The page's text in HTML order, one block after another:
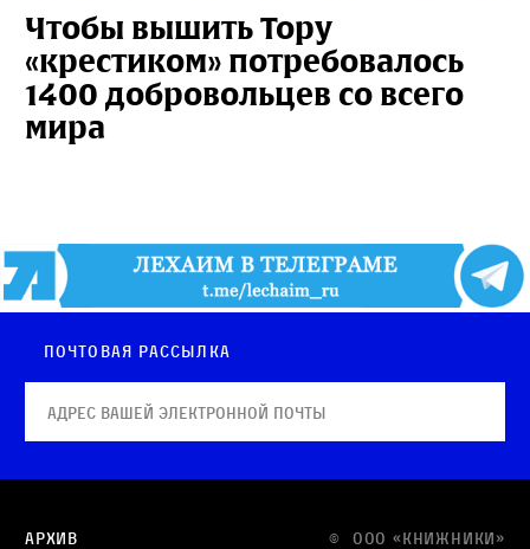
Чтобы вышить Тору
«крестиком» потребовалось
1400 добровольцев со всего
мира
Почтовая рассылка
© OOO «КНИЖНИКИ»
Архив